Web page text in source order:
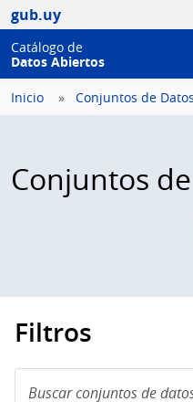
gub.uy
Catálogo de
Datos Abiertos
Inicio Conjuntos de Datos
Conjuntos
Filtros